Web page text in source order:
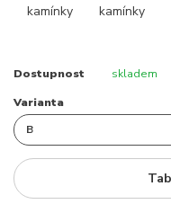
Dostupnost skladem
Varianta